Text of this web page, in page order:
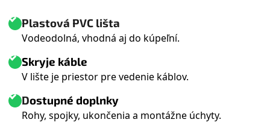
Plastová PVC lišta
Vodeodolná, vhodná aj do kúpeľní.
Skryje káble
V lište je priestor pre vedenie káblov.
Dostupné doplnky
Rohy, spojky, ukončenia a montážne úchyty.